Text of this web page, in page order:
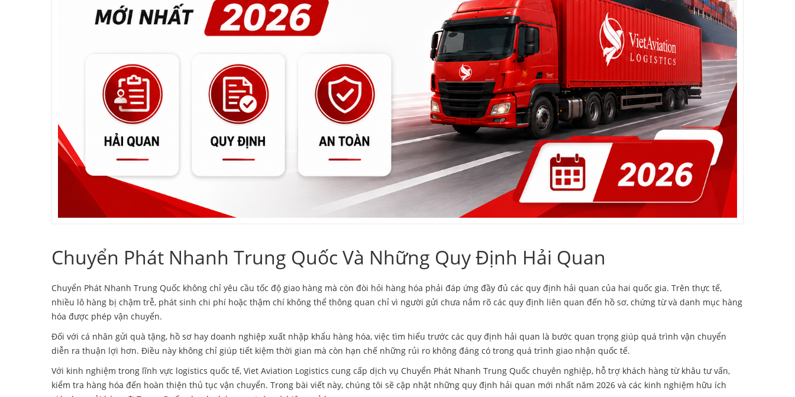
Chuyển Phát Nhanh Trung Quốc Và Những Quy Định Hải Quan
Chuyển Phát Nhanh Trung Quốc không chỉ yêu cầu tốc độ giao hàng mà còn đòi hỏi hàng hóa phải đáp ứng đầy đủ các quy định hải quan của hai quốc gia. Trên thực tế,
nhiều lô hàng bị chậm trễ, phát sinh chi phí hoặc thậm chí không thể thông quan chỉ vì người gửi chưa nắm rõ các quy định liên quan đến hồ sơ, chứng từ và danh mục hàng
hóa được phép vận chuyển.
Đối với cá nhân gửi quà tặng, hồ sơ hay doanh nghiệp xuất nhập khẩu hàng hóa, việc tìm hiểu trước các quy định hải quan là bước quan trọng giúp quá trình vận chuyển
diễn ra thuận lợi hơn. Điều này không chỉ giúp tiết kiệm thời gian mà còn hạn chế những rủi ro không đáng có trong quá trình giao nhận quốc tế.
Với kinh nghiệm trong lĩnh vực logistics quốc tế, Viet Aviation Logistics cung cấp dịch vụ Chuyển Phát Nhanh Trung Quốc chuyên nghiệp, hỗ trợ khách hàng từ khâu tư vấn,
kiểm tra hàng hóa đến hoàn thiện thủ tục vận chuyển. Trong bài viết này, chúng tôi sẽ cập nhật những quy định hải quan mới nhất năm 2026 và các kinh nghiệm hữu ích